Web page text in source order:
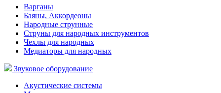
Варганы
Баяны, Аккордеоны
Народные струнные
Струны для народных инструментов
Чехлы для народных
Медиаторы для народных
Звуковое оборудование
Акустические системы